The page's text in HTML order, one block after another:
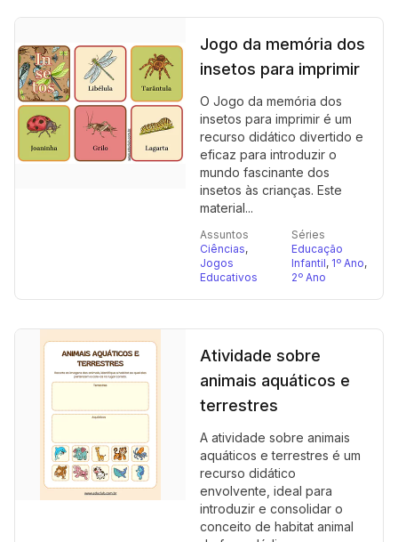
Jogo da memória dos
insetos para imprimir
O Jogo da memória dos
insetos para imprimir é um
recurso didático divertido e
eficaz para introduzir o
mundo fascinante dos
insetos às crianças. Este
material...
Assuntos
Ciências,
Jogos
Educativos
Séries
Educação
Infantil, 1º Ano,
2º Ano
Atividade sobre
animais aquáticos e
terrestres
A atividade sobre animais
aquáticos e terrestres é um
recurso didático
envolvente, ideal para
introduzir e consolidar o
conceito de habitat animal